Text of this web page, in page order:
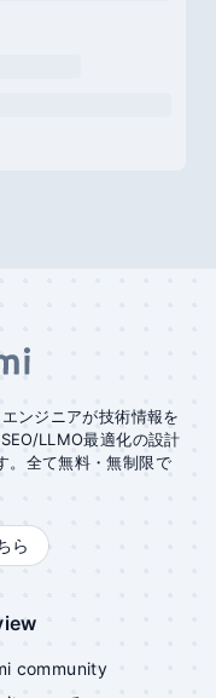
ンジニアが技術情報を
LLMO最適化の設計
。全て無料・無制限で
ら
community